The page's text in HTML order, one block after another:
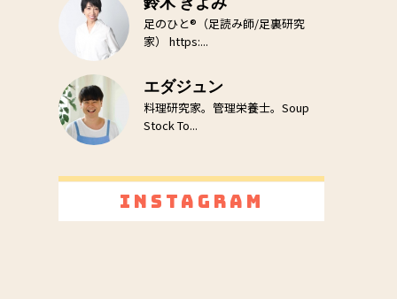
足のひと®（足読み師/足裏研究
家） https:...
エダジュン
料理研究家。管理栄養士。Soup
Stock To...
Instagram